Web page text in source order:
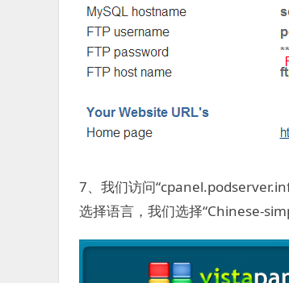
7、我们访问
选择语言，我们选择“Chinese-